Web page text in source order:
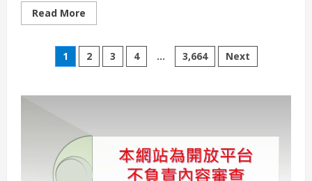
Read More
more
日
混
血
仙
命
蹟！
高
雄
文
章
頁
1 2 3 4 ... 3,664 Next